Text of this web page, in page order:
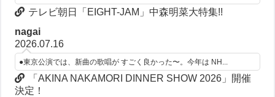
テレビ朝日「EIGHT-JAM」中森明菜大特集!!
nagai
2026.07.16
●東京公演では、新曲の歌唱が すごく良かった〜。今年は NH...
「AKINA NAKAMORI DINNER SHOW 2026」開催
決定！